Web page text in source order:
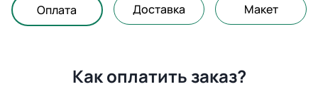
Оплата Доставка Макет
Как оплатить заказ?